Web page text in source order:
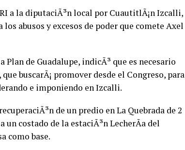
a la diputaciÃ³n local por CuautitlÃ¡n Izcalli,
abusos y excesos de poder que comete Axel
de Guadalupe, indicÃ³ que es necesario
buscarÃ¡ promover desde el Congreso, para
e imponiendo en Izcalli.
de un predio en La Quebrada de 2
un costado de la estaciÃ³n LecherÃ­a del
como base.